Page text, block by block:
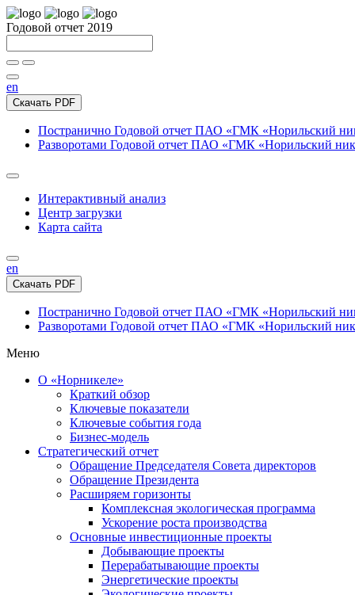
Годовой отчет 2019
en
Скачать PDF
Постранично Годовой отчет ПАО «ГМК «Норильский
Разворотами Годовой отчет ПАО «ГМК «Норильский
Интерактивный анализ
Центр загрузки
Карта сайта
en
Скачать PDF
Постранично Годовой отчет ПАО «ГМК «Норильский
Разворотами Годовой отчет ПАО «ГМК «Норильский
Меню
О «Норникеле»
Краткий обзор
Ключевые показатели
Ключевые события года
Бизнес-модель
Стратегический отчет
Обращение Председателя Совета директоров
Обращение Президента
Расширяем горизонты
Комплексная экологическая программа
Ускорение роста производства
Основные инвестиционные проекты
Добывающие проекты
Перерабатывающие проекты
Энергетические проекты